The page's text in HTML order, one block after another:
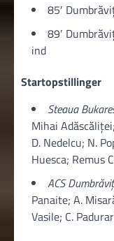
85′
89′
ind
Startopstillinger
Steaua
Mihai
D. Nedelcu; N.
Huesca; Remus
ACS
Panaite; A.
Vasile; C.